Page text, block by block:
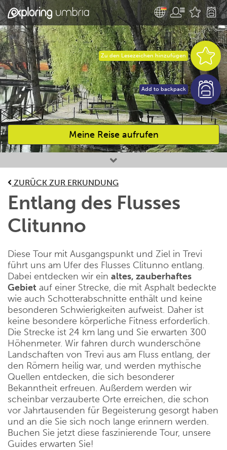
Meine Reise aufrufen
Bevorzugte Aktivitäten
Zu den Lesezeichen hinzufügen
Add to backpack
ZURÜCK ZUR ERKUNDUNG
Entlang des Flusses
Clitunno
Diese Tour mit Ausgangspunkt und Ziel in Trevi
führt uns am Ufer des Flusses Clitunno entlang.
Dabei entdecken wir ein altes, zauberhaftes
Gebiet auf einer Strecke, die mit Asphalt bedeckte
wie auch Schotterabschnitte enthält und keine
besonderen Schwierigkeiten aufweist. Daher ist
keine besondere körperliche Fitness erforderlich.
Die Strecke ist 24 km lang und Sie erwarten 300
Höhenmeter. Wir fahren durch wunderschöne
Landschaften von Trevi aus am Fluss entlang, der
den Römern heilig war, und werden mythische
Quellen entdecken, die sich besonderer
Bekanntheit erfreuen. Außerdem werden wir
scheinbar verzauberte Orte erreichen, die schon
vor Jahrtausenden für Begeisterung gesorgt haben
und an die Sie sich noch lange erinnern werden.
Buchen Sie jetzt diese faszinierende Tour, unsere
Guides erwarten Sie!